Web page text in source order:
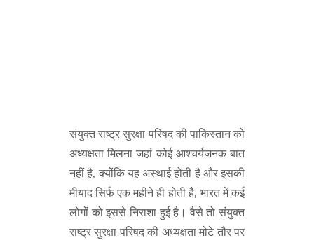
संयुक्त राष्ट्र सुरक्षा परिषद की पाकिस्तान को
अध्यक्षता मिलना जहां कोई आश्चर्यजनक बात
नहीं है, क्योंकि यह अस्थाई होती है और इसकी
मीयाद सिर्फ एक महीने ही होती है, भारत में कई
लोगों को इससे निराशा हुई है। वैसे तो संयुक्त
राष्ट्र सुरक्षा परिषद की अध्यक्षता मोटे तौर पर